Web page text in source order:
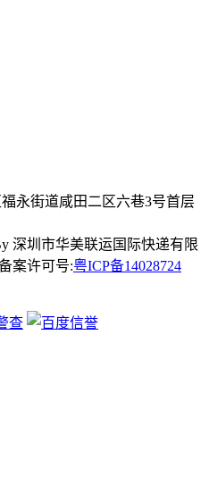
永街道咸田二区六巷3号首层
深圳市华美联运国际快递有限
案许可号:粤ICP备14028724